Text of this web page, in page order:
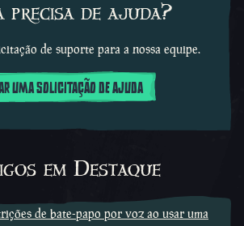
precisa de ajuda?
de suporte para a nossa equipe.
UMA SOLICITAÇÃO DE AJUDA
em Destaque
de bate-papo por voz ao usar uma